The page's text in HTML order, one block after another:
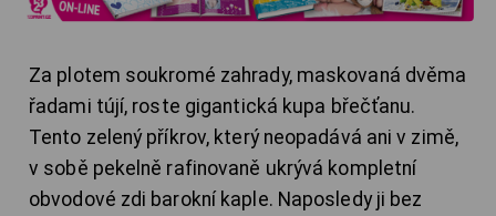
Za plotem soukromé zahrady, maskovaná dvěma
řadami tújí, roste gigantická kupa břečťanu.
Tento zelený příkrov, který neopadává ani v zimě,
v sobě pekelně rafinovaně ukrývá kompletní
obvodové zdi barokní kaple. Naposledy ji bez